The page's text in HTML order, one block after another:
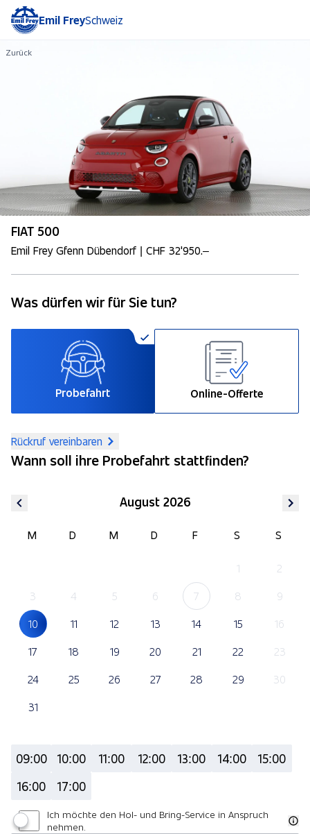
Emil FreySchweiz
Zurück
FIAT 500
Emil Frey Gfenn Dübendorf | CHF 32'950.–
Was dürfen wir für Sie tun?
Probefahrt Online-Offerte
Rückruf vereinbaren
Wann soll ihre Probefahrt stattfinden?
August 2026
M D M D F S S
1
2
3
4 5 6 7 8
9
10
11 12 13 14 15
16
17
18 19 20 21 22
23
24
25 26 27 28 29
30
31
09:00 10:00 11:00 12:00 13:00 14:00
15:00
16:00
17:00
Ich möchte den Hol- und Bring-Service in Anspruch
nehmen.